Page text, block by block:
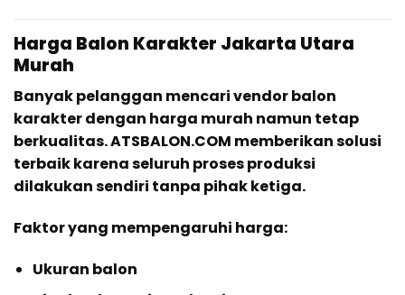
Harga Balon Karakter Jakarta Utara
Murah
Banyak pelanggan mencari vendor balon
karakter dengan harga murah namun tetap
berkualitas. ATSBALON.COM memberikan solusi
terbaik karena seluruh proses produksi
dilakukan sendiri tanpa pihak ketiga.
Faktor yang mempengaruhi harga:
Ukuran balon